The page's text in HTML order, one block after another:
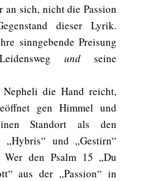
an sich, nicht die Passion
dieser Lyrik.
sinngebende Preisung
undseine
die Hand reicht,
gen Himmel und
Standort als den
„Hybris“ und „Gestirn“
Wer den Psalm 15 „Du
aus der „Passion“ in